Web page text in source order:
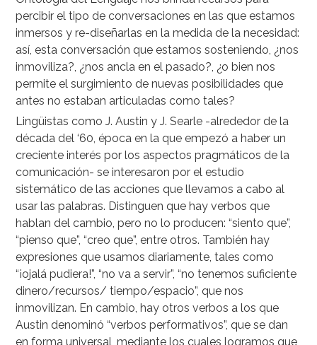
percibir el tipo de conversaciones en las que estamos
inmersos y re-diseñarlas en la medida de la necesidad:
así, esta conversación que estamos sosteniendo, ¿nos
inmoviliza?, ¿nos ancla en el pasado?, ¿o bien nos
permite el surgimiento de nuevas posibilidades que
antes no estaban articuladas como tales?
Lingüistas como J. Austin y J. Searle -alrededor de la
década del ‘60, época en la que empezó a haber un
creciente interés por los aspectos pragmáticos de la
comunicación- se interesaron por el estudio
sistemático de las acciones que llevamos a cabo al
usar las palabras. Distinguen que hay verbos que
hablan del cambio, pero no lo producen: “siento que”,
“pienso que”, “creo que”, entre otros. También hay
expresiones que usamos diariamente, tales como
“¡ojalá pudiera!”, “no va a servir”, “no tenemos suficiente
dinero/recursos/ tiempo/espacio”, que nos
inmovilizan. En cambio, hay otros verbos a los que
Austin denominó “verbos performativos”, que se dan
en forma universal, mediante los cuales logramos que